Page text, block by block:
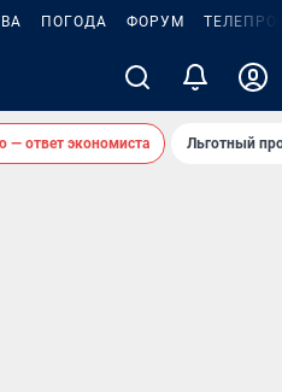
ПОГОДА ФОРУМ
— ответ экономиста Льготный